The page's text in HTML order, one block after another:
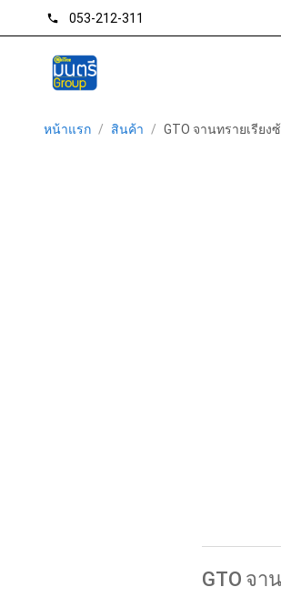
phone 053-212-311
หน้าแรก / สินค้า / GTO จานทรายเรียง
GTO จา